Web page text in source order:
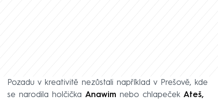
Pozadu v kreativitě nezůstali například v Prešově, kde
se narodila holčička Anawim nebo chlapeček Ateš,